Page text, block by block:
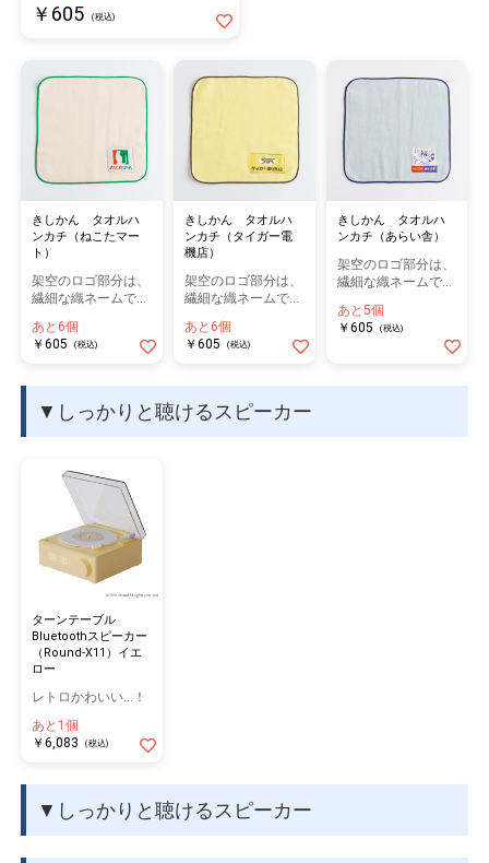
￥605 (税込)
きしかん タオルハ
ンカチ（ねこたマー
ト）
架空のロゴ部分は、
繊細な織ネームで表
あと6個
￥605
(税込)
きしかん タオルハ
ンカチ（タイガー電
機店）
架空のロゴ部分は、
繊細な織ネームで表
あと6個
￥605
(税込)
きしかん タオルハ
ンカチ（あらい舎）
架空のロゴ部分は、
繊細な織ネームで表
あと5個
￥605
(税込)
▼しっかりと聴けるスピーカー
ターンテーブル
Bluetoothスピーカー
（Round-X11）イエ
ロー
レトロかわいい…！
あと1個
￥6,083
(税込)
▼しっかりと聴けるスピーカー